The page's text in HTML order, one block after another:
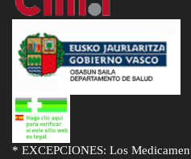
* EXCEPCIONES: Los